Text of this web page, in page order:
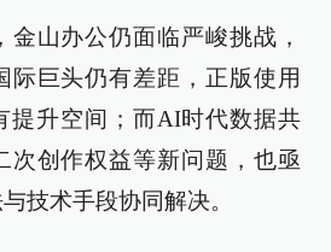
山办公仍面临严峻挑战，
际巨头仍有差距，正版使用
提升空间；而AI时代数据共
次创作权益等新问题，也亟
技术手段协同解决。